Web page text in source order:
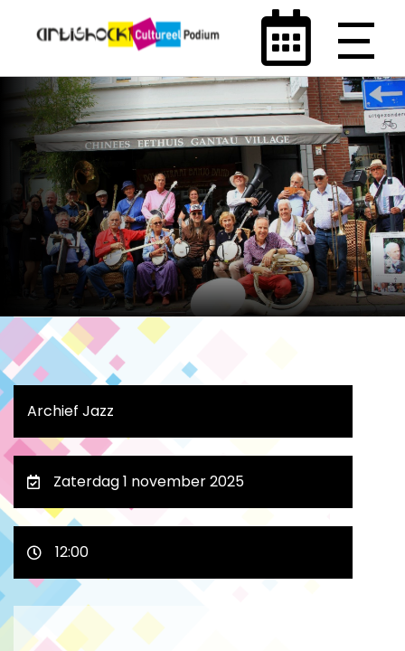
Archief Jazz
Zaterdag 1 november 2025
12:00